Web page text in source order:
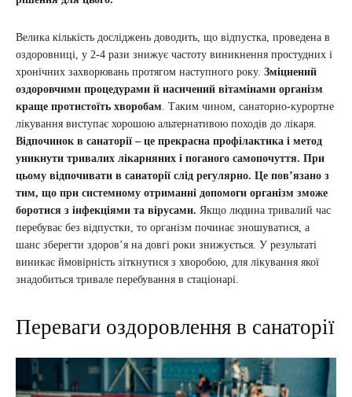
Велика кількість досліджень доводить, що відпустка, проведена в
оздоровниці, у 2-4 рази знижує частоту виникнення простудних і
хронічних захворювань протягом наступного року. Зміцнений
оздоровчими процедурами й насичений вітамінами організм
краще протистоїть хворобам . Таким чином, санаторно-курортне
лікування виступає хорошою альтернативою походів до лікаря.
Відпочинок в санаторії – це прекрасна профілактика і метод
уникнути тривалих лікарняних і поганого самопочуття. При
цьому відпочивати в санаторії слід регулярно. Це пов’язано з
тим, що при системному отриманні допомоги організм зможе
боротися з інфекціями та вірусами. Якщо людина тривалий час
перебуває без відпустки, то організм починає зношуватися, а
шанс зберегти здоров’я на довгі роки знижується. У результаті
виникає ймовірність зіткнутися з хворобою, для лікування якої
знадобиться тривале перебування в стаціонарі.
Переваги оздоровлення в санаторії